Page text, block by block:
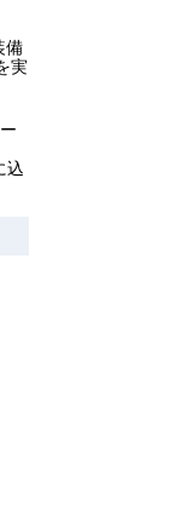
備
実
込